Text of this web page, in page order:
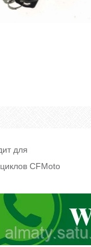
для
CFMoto